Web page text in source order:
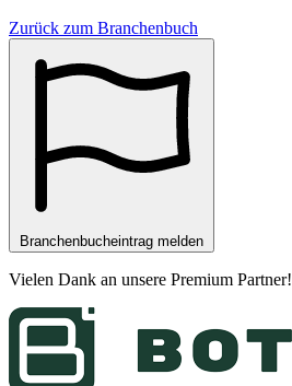
Zurück zum Branchenbuch
Branchenbucheintrag melden
Vielen Dank an unsere Premium Partner!